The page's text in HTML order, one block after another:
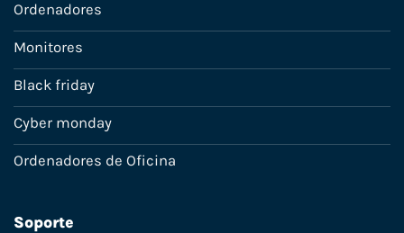
Ordenadores
Monitores
Black friday
Cyber monday
Ordenadores de Oficina
Soporte